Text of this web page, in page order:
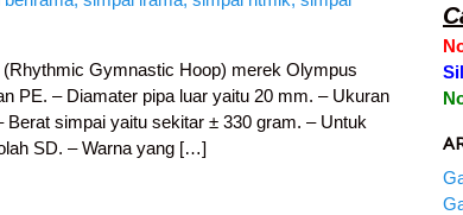
Gymnastic Hoop) merek Olympus
PE. – Diamater pipa luar yaitu 20 mm. – Ukuran
simpai yaitu sekitar ± 330 gram. – Untuk
SD. – Warna yang […]